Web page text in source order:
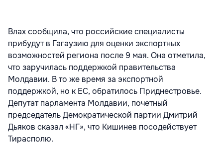
Влах сообщила, что российские специалисты
прибудут в Гагаузию для оценки экспортных
возможностей региона после 9 мая. Она отметила,
что заручилась поддержкой правительства
Молдавии. В то же время за экспортной
поддержкой, но к ЕС, обратилось Приднестровье.
Депутат парламента Молдавии, почетный
председатель Демократической партии Дмитрий
Дьяков сказал «НГ», что Кишинев посодействует
Тирасполю.